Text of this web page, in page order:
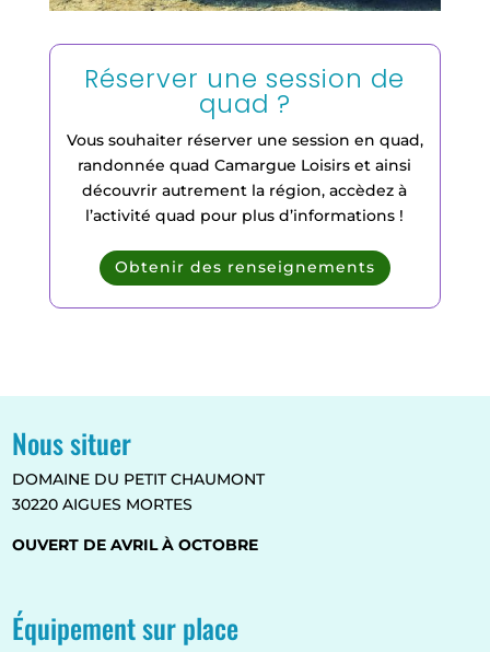
Réserver une session de
quad ?
Vous souhaiter réserver une session en quad,
randonnée quad Camargue Loisirs et ainsi
découvrir autrement la région, accèdez à
l’activité quad pour plus d’informations !
Obtenir des renseignements
Nous situer
DOMAINE DU PETIT CHAUMONT
30220 AIGUES MORTES
OUVERT DE AVRIL À OCTOBRE
Équipement sur place